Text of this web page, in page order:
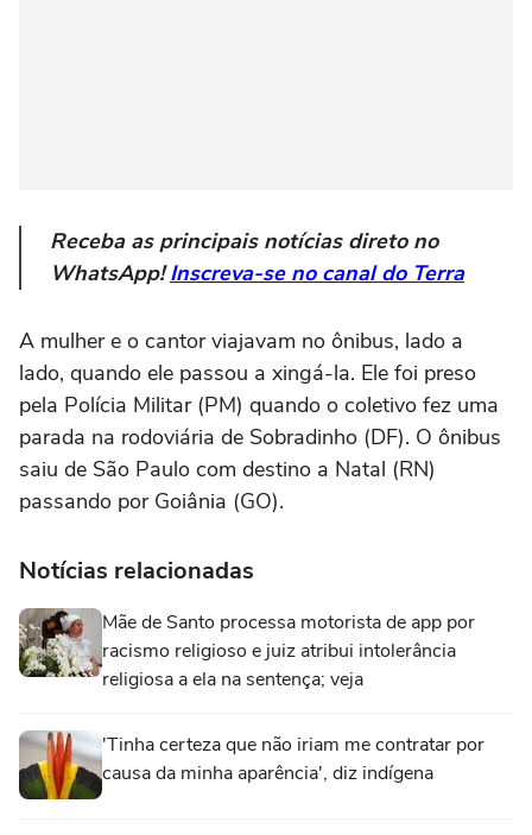
Receba as principais notícias direto no
WhatsApp!Inscreva-se no canal do Terra
A mulher e o cantor viajavam no ônibus, lado a
lado, quando ele passou a xingá-la. Ele foi preso
pela Polícia Militar (PM) quando o coletivo fez uma
parada na rodoviária de Sobradinho (DF). O ônibus
saiu de São Paulo com destino a Natal (RN)
passando por Goiânia (GO).
Notícias relacionadas
Mãe de Santo processa motorista de app por
racismo religioso e juiz atribui intolerância
religiosa a ela na sentença; veja
'Tinha certeza que não iriam me contratar por
causa da minha aparência', diz indígena